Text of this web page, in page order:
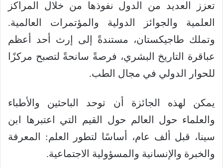
تعزز العديد من الدول نفوذها من خلال المراكز
العلمية والجوائز الدولية والمؤتمرات العالمية.
وتملك طاجيكستان، مستندةً إلى إرث أحد أعظم
عباقرة التاريخ البشري، فرصةً سانحةً لتصبح مركزًا
للحوار الدولي في مجال الطب.
يمكن لهذه الجائزة أن توحد الباحثين والأطباء
والعلماء حول العالم حول القيم التي اعتبرها ابن
سينا، قبل ألف عام، أساسًا لتطور العلم: المعرفة
والخبرة والإنسانية والمسؤولية الاجتماعية.